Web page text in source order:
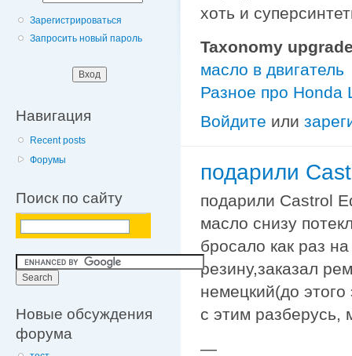
Зарегистрироваться
Запросить новый пароль
Навигация
Recent posts
Форумы
Поиск по сайту
Новые обсуждения
форума
хоть и
Taxonomy
масло в двигатель
Разное про Honda
Войдите или
подарили
подарили Castrol
масло снизу
бросало как раз
резину,заказал
немецкий(до этого
с этим разберусь,
—